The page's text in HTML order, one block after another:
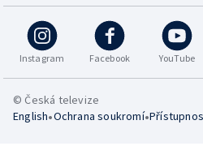
Instagram Facebook YouTube
© Česká televize
English•Ochrana soukromí•